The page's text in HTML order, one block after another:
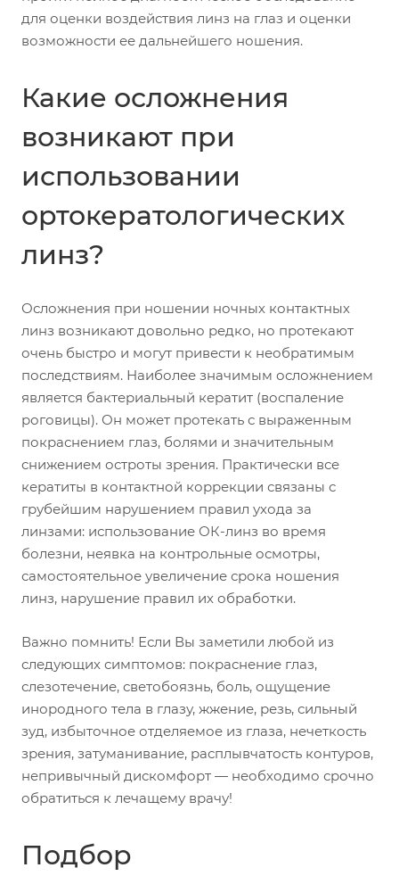
для оценки воздействия линз на глаз и оценки
возможности ее дальнейшего ношения.
Какие осложнения
возникают при
использовании
ортокератологических
линз?
Осложнения при ношении ночных контактных
линз возникают довольно редко, но протекают
очень быстро и могут привести к необратимым
последствиям. Наиболее значимым осложнением
является бактериальный кератит (воспаление
роговицы). Он может протекать с выраженным
покраснением глаз, болями и значительным
снижением остроты зрения. Практически все
кератиты в контактной коррекции связаны с
грубейшим нарушением правил ухода за
линзами: использование ОК-линз во время
болезни, неявка на контрольные осмотры,
самостоятельное увеличение срока ношения
линз, нарушение правил их обработки.
Важно помнить! Если Вы заметили любой из
следующих симптомов: покраснение глаз,
слезотечение, светобоязнь, боль, ощущение
инородного тела в глазу, жжение, резь, сильный
зуд, избыточное отделяемое из глаза, нечеткость
зрения, затуманивание, расплывчатость контуров,
непривычный дискомфорт — необходимо срочно
обратиться к лечащему врачу!
Подбор